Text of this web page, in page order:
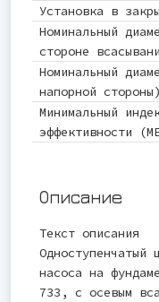
Установка в
Номинальный
стороне
Номинальный
напорной стороны)
Минимальный
эффективности
Описание
Текст описания
Одноступенчатый
насоса на
733, с осевым